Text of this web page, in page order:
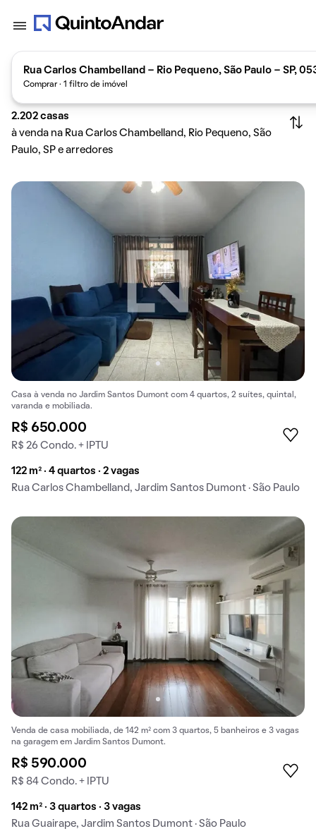
Rua Carlos Chambelland - Rio Pequeno, São Paulo - SP,
Comprar · 1 filtro de imóvel
2.202 casas
à venda na Rua Carlos Chambelland, Rio Pequeno, São
Paulo, SP e arredores
Casa à venda no Jardim Santos Dumont com 4 quartos, 2 suítes, quintal,
varanda e mobiliada.
R$ 650.000
R$ 26 Condo. + IPTU
122 m² · 4 quartos · 2 vagas
Rua Carlos Chambelland, Jardim Santos Dumont · São Paulo
Venda de casa mobiliada, de 142 m² com 3 quartos, 5 banheiros e 3 vagas
na garagem em Jardim Santos Dumont.
R$ 590.000
R$ 84 Condo. + IPTU
142 m² · 3 quartos · 3 vagas
Rua Guairape, Jardim Santos Dumont · São Paulo